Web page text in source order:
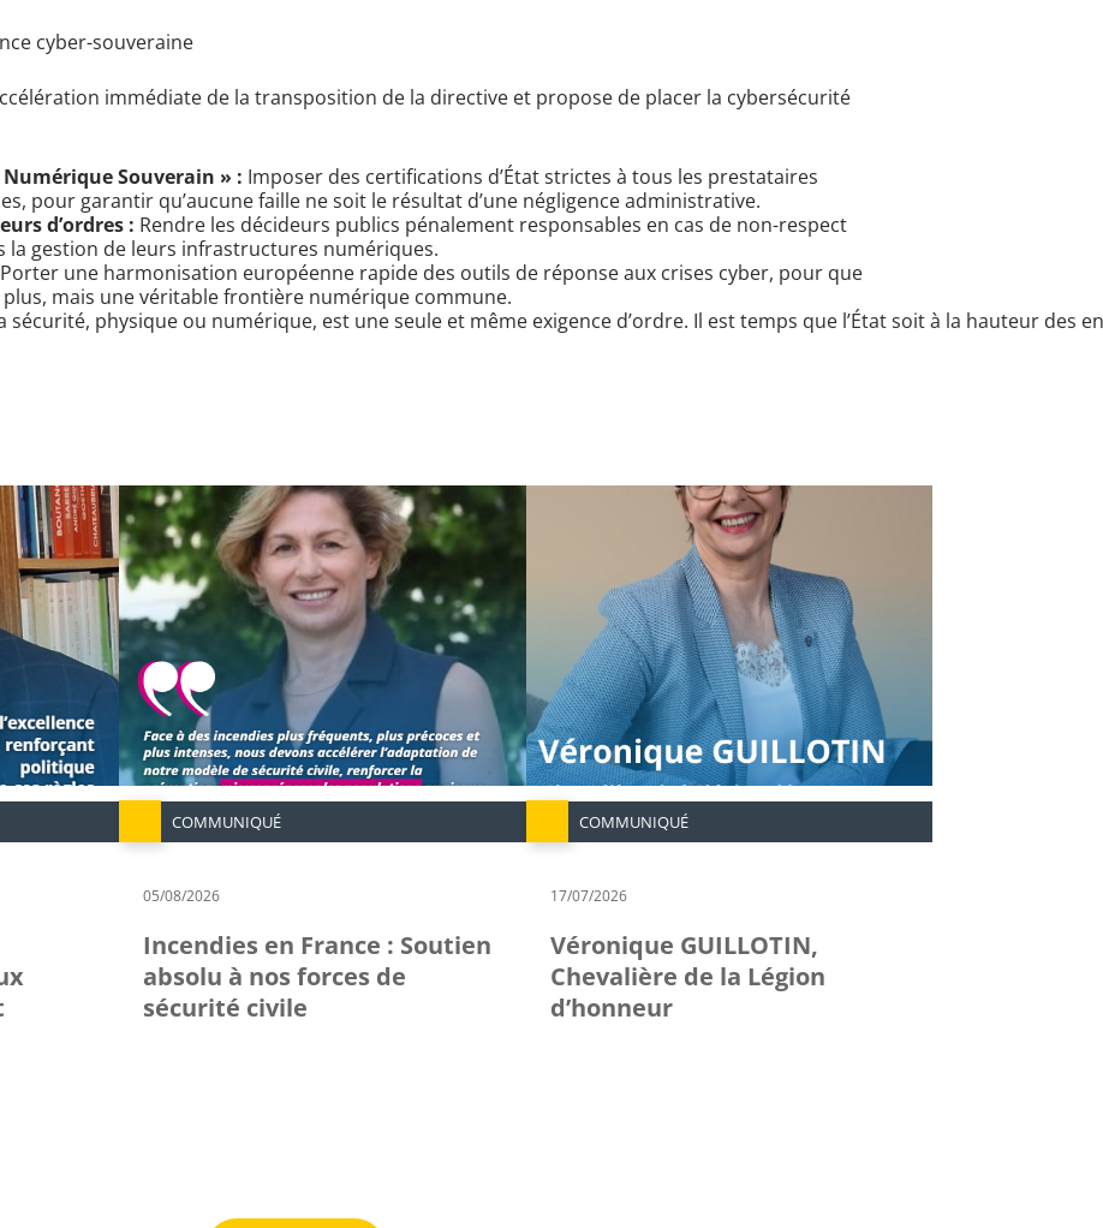
cyber-souveraine
immédiate de la transposition de la directive et propose de placer la cybersécurité
Souverain » : Imposer des certifications d’État strictes à tous les prestataires
pour garantir qu’aucune faille ne soit le résultat d’une négligence administrative.
d’ordres : Rendre les décideurs publics pénalement responsables en cas de non-respect
la gestion de leurs infrastructures numériques.
Porter une harmonisation européenne rapide des outils de réponse aux crises cyber, pour que
plus, mais une véritable frontière numérique commune.
sécurité, physique ou numérique, est une seule et même exigence d’ordre. Il est temps que l’État soit à la hauteur des
COMMUNIQUÉ
05/08/2026
Incendies en France : Soutien
absolu à nos forces de
sécurité civile
COMMUNIQUÉ
17/07/2026
Véronique GUILLOTIN,
Chevalière de la Légion
d’honneur